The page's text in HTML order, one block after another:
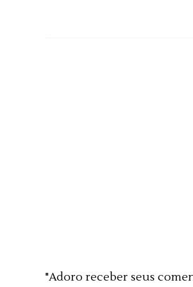
"Adoro receber seus